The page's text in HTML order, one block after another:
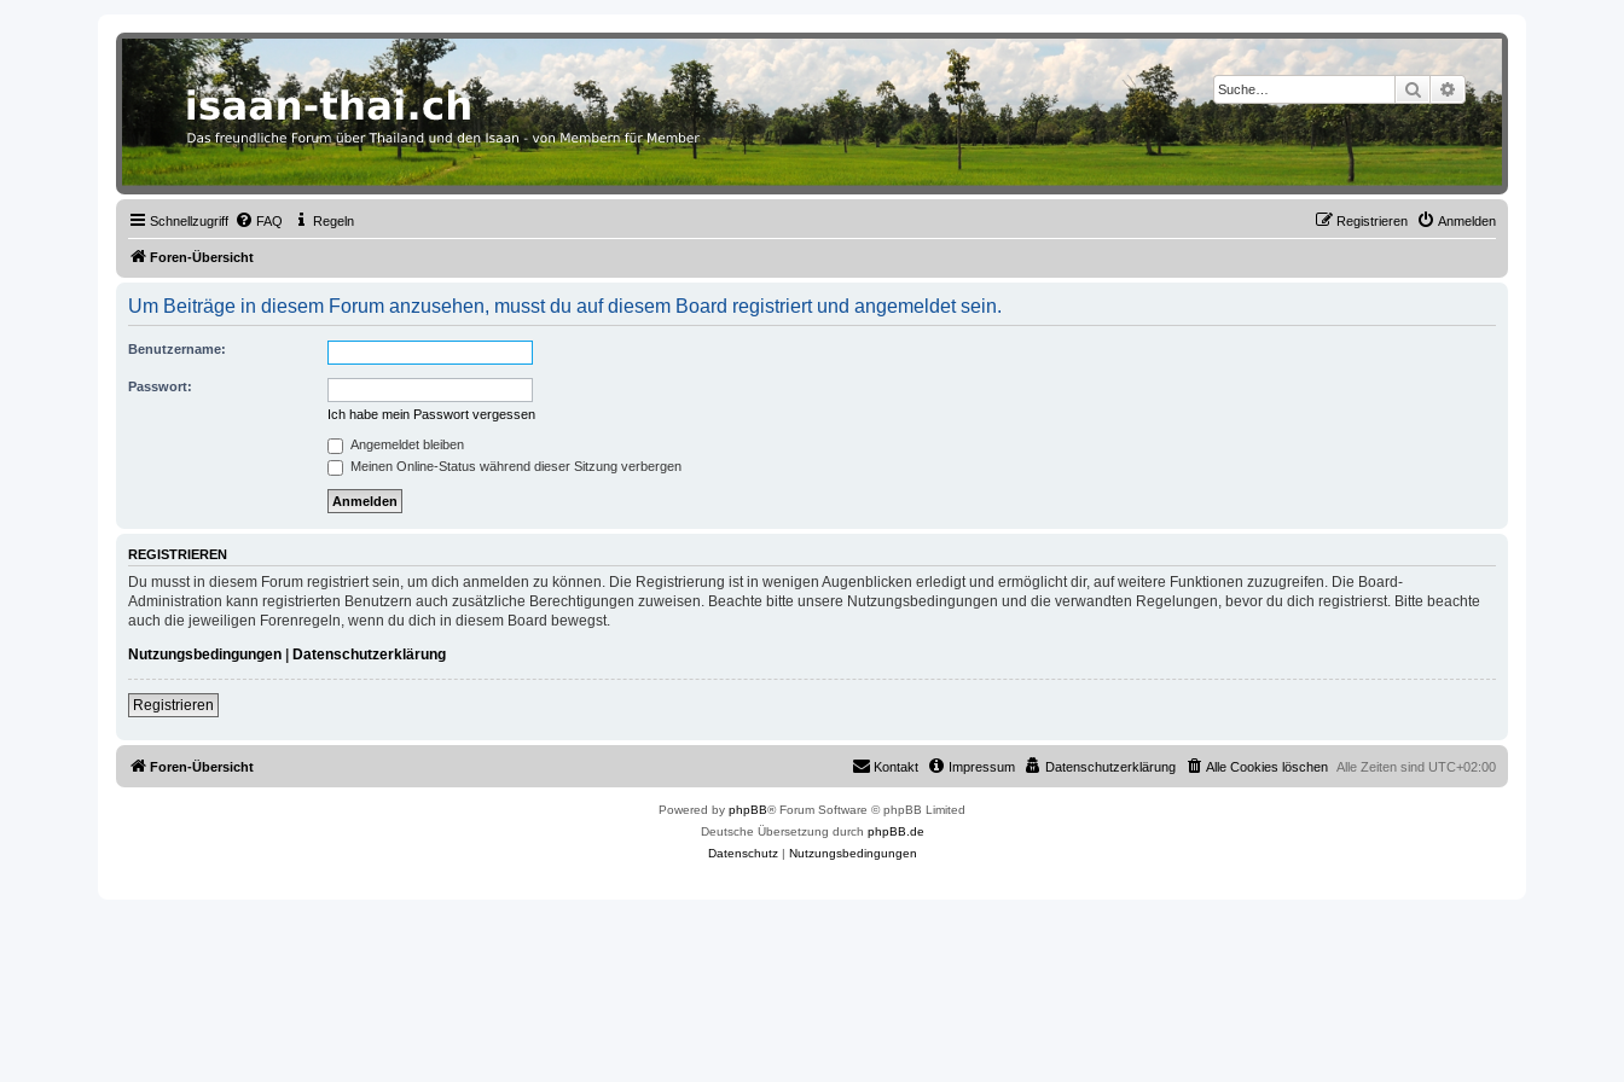
Suche Erweiterte Suche
Thailand & Isaan Forum - isaan-thai.ch
Das freundliche Forum über Thailand und den Isaan - von Membern für Member
Schnellzugriff FAQ Regeln Anmelden
Registrieren
Foren-Übersicht
Um Beiträge in diesem Forum anzusehen, musst du auf diesem Board registriert und angemeldet sein.
Benutzername:
Passwort:
Ich habe mein Passwort vergessen
Angemeldet bleiben
Meinen Online-Status während dieser Sitzung verbergen
REGISTRIEREN
Du musst in diesem Forum registriert sein, um dich anmelden zu können. Die Registrierung ist in wenigen Augenblicken erledigt und ermöglicht dir, auf weitere Funktionen zuzugreifen. Die Board-
Administration kann registrierten Benutzern auch zusätzliche Berechtigungen zuweisen. Beachte bitte unsere Nutzungsbedingungen und die verwandten Regelungen, bevor du dich registrierst. Bitte beachte
auch die jeweiligen Forenregeln, wenn du dich in diesem Board bewegst.
Nutzungsbedingungen
Datenschutzerklärung
Registrieren
Foren-Übersicht Alle Zeiten sind UTC+02:00
Alle Cookies löschen
Datenschutzerklärung
Impressum
Kontakt
Powered by phpBB® Forum Software © phpBB Limited
Deutsche Übersetzung durch phpBB.de
Datenschutz| Nutzungsbedingungen